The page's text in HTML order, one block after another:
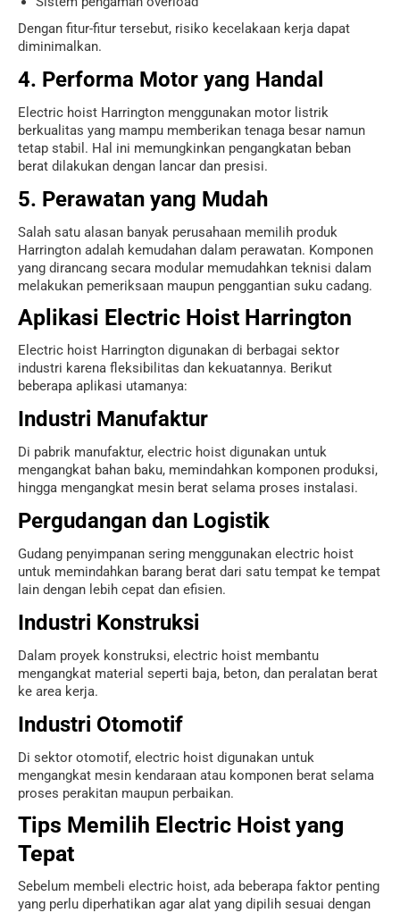
Dengan fitur-fitur tersebut, risiko kecelakaan kerja dapat
diminimalkan.
4. Performa Motor yang Handal
Electric hoist Harrington menggunakan motor listrik
berkualitas yang mampu memberikan tenaga besar namun
tetap stabil. Hal ini memungkinkan pengangkatan beban
berat dilakukan dengan lancar dan presisi.
5. Perawatan yang Mudah
Salah satu alasan banyak perusahaan memilih produk
Harrington adalah kemudahan dalam perawatan. Komponen
yang dirancang secara modular memudahkan teknisi dalam
melakukan pemeriksaan maupun penggantian suku cadang.
Aplikasi Electric Hoist Harrington
Electric hoist Harrington digunakan di berbagai sektor
industri karena fleksibilitas dan kekuatannya. Berikut
beberapa aplikasi utamanya:
Industri Manufaktur
Di pabrik manufaktur, electric hoist digunakan untuk
mengangkat bahan baku, memindahkan komponen produksi,
hingga mengangkat mesin berat selama proses instalasi.
Pergudangan dan Logistik
Gudang penyimpanan sering menggunakan electric hoist
untuk memindahkan barang berat dari satu tempat ke tempat
lain dengan lebih cepat dan efisien.
Industri Konstruksi
Dalam proyek konstruksi, electric hoist membantu
mengangkat material seperti baja, beton, dan peralatan berat
ke area kerja.
Industri Otomotif
Di sektor otomotif, electric hoist digunakan untuk
mengangkat mesin kendaraan atau komponen berat selama
proses perakitan maupun perbaikan.
Tips Memilih Electric Hoist yang
Tepat
Sebelum membeli electric hoist, ada beberapa faktor penting
yang perlu diperhatikan agar alat yang dipilih sesuai dengan